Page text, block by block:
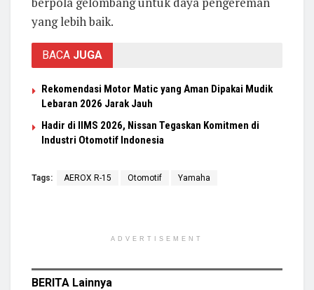
yang lebih baik.
BACA JUGA
Rekomendasi Motor Matic yang Aman Dipakai Mudik
Lebaran 2026 Jarak Jauh
Hadir di IIMS 2026, Nissan Tegaskan Komitmen di
Industri Otomotif Indonesia
Tags: AEROX R-15 Otomotif Yamaha
ADVERTISEMENT
BERITA Lainnya